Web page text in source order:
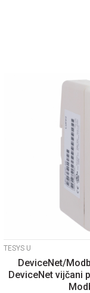
TESYS U
DeviceNet/
DeviceNet vijčani